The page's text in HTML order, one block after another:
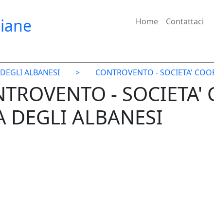
Home Contattaci
ALBANESI > CONTROVENTO - SOCIETA'
- SOCIETA'
DEGLI ALBANESI